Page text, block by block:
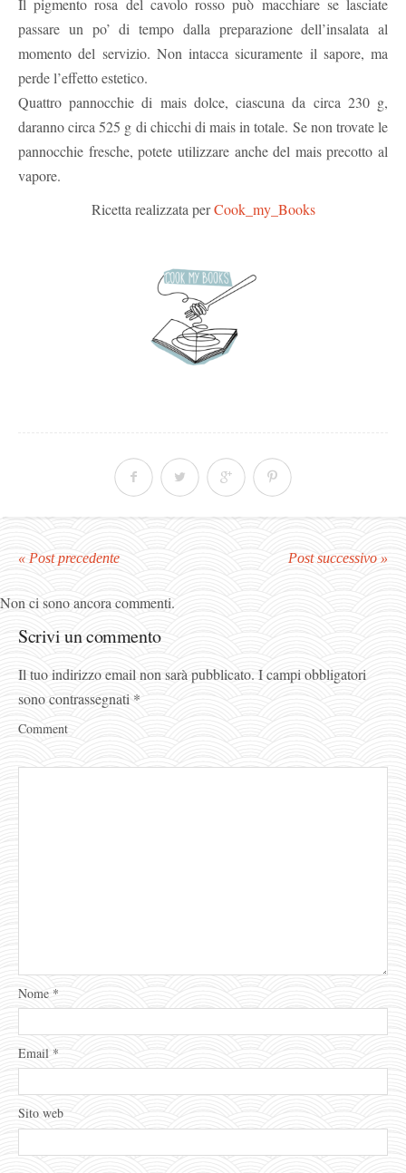
Il pigmento rosa del cavolo rosso può macchiare se lasciate
passare un po’ di tempo dalla preparazione dell’insalata al
momento del servizio. Non intacca sicuramente il sapore, ma
perde l’effetto estetico.
Quattro pannocchie di mais dolce, ciascuna da circa 230 g,
daranno circa 525 g di chicchi di mais in totale. Se non trovate le
pannocchie fresche, potete utilizzare anche del mais precotto al
vapore.
Ricetta realizzata perCook_my_Books
« Post precedente Post successivo »
Non ci sono ancora commenti.
Scrivi un commento
Il tuo indirizzo email non sarà pubblicato. I campi obbligatori
sono contrassegnati *
Comment
Nome *
Email *
Sito web